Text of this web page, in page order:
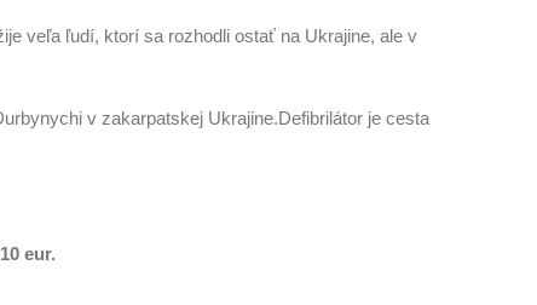
veľa ľudí, ktorí sa rozhodli ostať na Ukrajine, ale v
v zakarpatskej Ukrajine.Defibrilátor je cesta
eur.